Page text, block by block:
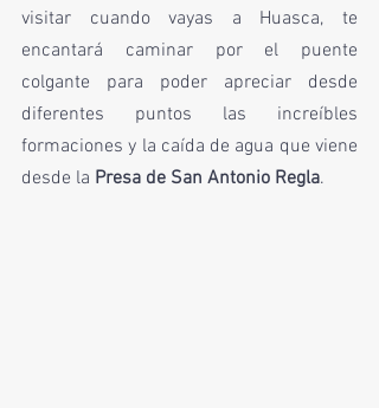
visitar cuando vayas a Huasca, te
encantará caminar por el puente
colgante para poder apreciar desde
diferentes puntos las increíbles
formaciones y la caída de agua que viene
desde la Presa de San Antonio Regla.